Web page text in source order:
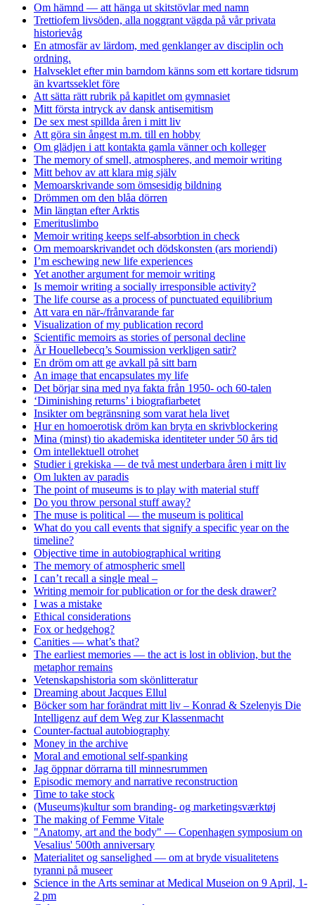
Om hämnd — att hänga ut skitstövlar med namn
Trettiofem livsöden, alla noggrant vägda på vår privata
historievåg
En atmosfär av lärdom, med genklanger av disciplin och
ordning.
Halvseklet efter min barndom känns som ett kortare tidsrum
än kvartsseklet före
Att sätta rätt rubrik på kapitlet om gymnasiet
Mitt första intryck av dansk antisemitism
De sex mest spillda åren i mitt liv
Att göra sin ångest m.m. till en hobby
Om glädjen i att kontakta gamla vänner och kolleger
The memory of smell, atmospheres, and memoir writing
Mitt behov av att klara mig själv
Memoarskrivande som ömsesidig bildning
Drömmen om den blåa dörren
Min längtan efter Arktis
Emerituslimbo
Memoir writing keeps self-absorbtion in check
Om memoarskrivandet och dödskonsten (ars moriendi)
I’m eschewing new life experiences
Yet another argument for memoir writing
Is memoir writing a socially irresponsible activity?
The life course as a process of punctuated equilibrium
Att vara en när-/frånvarande far
Visualization of my publication record
Scientific memoirs as stories of personal decline
Är Houellebecq’s Soumission verkligen satir?
En dröm om att ge avkall på sitt barn
An image that encapsulates my life
Det börjar sina med nya fakta från 1950- och 60-talen
‘Diminishing returns’ i biografiarbetet
Insikter om begränsning som varat hela livet
Hur en homoerotisk dröm kan bryta en skrivblockering
Mina (minst) tio akademiska identiteter under 50 års tid
Om intellektuell otrohet
Studier i grekiska — de två mest underbara åren i mitt liv
Om lukten av paradis
The point of museums is to play with material stuff
Do you throw personal stuff away?
The muse is political — the museum is political
What do you call events that signify a specific year on the
timeline?
Objective time in autobiographical writing
The memory of atmospheric smell
I can’t recall a single meal –
Writing memoir for publication or for the desk drawer?
I was a mistake
Ethical considerations
Fox or hedgehog?
Canities — what’s that?
The earliest memories — the act is lost in oblivion, but the
metaphor remains
Vetenskapshistoria som skönlitteratur
Dreaming about Jacques Ellul
Böcker som har forändrat mitt liv – Konrad & Szelenyis Die
Intelligenz auf dem Weg zur Klassenmacht
Counter-factual autobiography
Money in the archive
Moral and emotional self-spanking
Jag öppnar dörrarna till minnesrummen
Episodic memory and narrative reconstruction
Time to take stock
(Museums)kultur som branding- og marketingsværktøj
The making of Femme Vitale
"Anatomy, art and the body" — Copenhagen symposium on
Vesalius' 500th anniversary
Materialitet og sanselighed — om at bryde visualitetens
tyranni på museer
Science in the Arts seminar at Medical Museion on 9 April, 1-
2 pm